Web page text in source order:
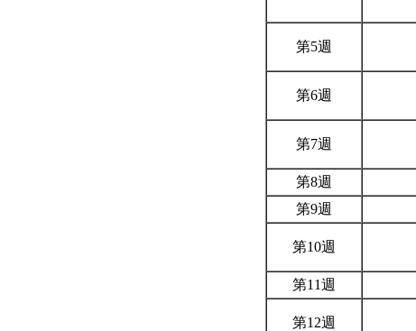
第5週
第6週
第7週
第8週
第9週
第10週
第11週
第12週